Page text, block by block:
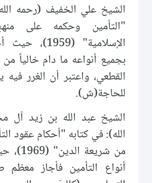
الشيخ علي الخفيف (رحمه
"التأمين وحكمه على
الإسلامية"
بجميع أنواعه ما دام خالياً من
القطعي، واعتبر أن الغرر
للحاجة(ش).
الشيخ عبد الله بن زيد آل
الله): في كتابه "أحكام عقود
من شريعة
أنواع التأمين فأجاز معظم